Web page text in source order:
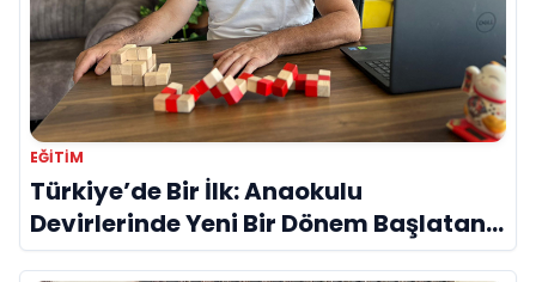
EĞITIM
Türkiye’de Bir İlk: Anaokulu
Devirlerinde Yeni Bir Dönem Başlatan
Anaokulu ve Kreş uzmanı Salim Aydın